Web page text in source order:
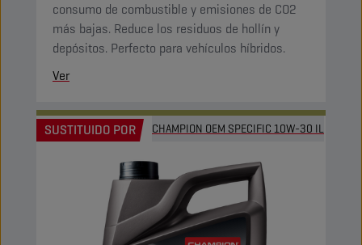
consumo de combustible y emisiones de CO2
más bajas. Reduce los residuos de hollín y
depósitos. Perfecto para vehículos híbridos.
Ver
SUSTITUIDO POR CHAMPION OEM SPECIFIC 10W-30 IL